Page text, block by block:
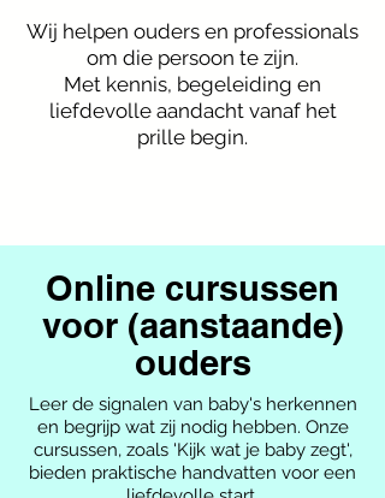
Wij helpen ouders en professionals
om die persoon te zijn.
Met kennis, begeleiding en
liefdevolle aandacht vanaf het
prille begin.​
Online cursussen
voor (aanstaande)
ouders
Leer de signalen van baby's herkennen
en begrijp wat zij nodig hebben. Onze
cursussen, zoals 'Kijk wat je baby zegt',
bieden praktische handvatten voor een